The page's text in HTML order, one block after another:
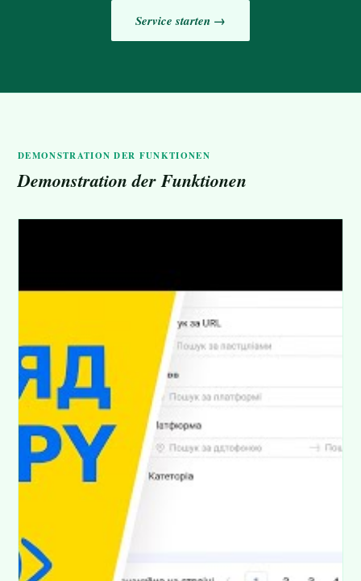
Service starten →
DEMONSTRATION DER FUNKTIONEN
Demonstration der Funktionen